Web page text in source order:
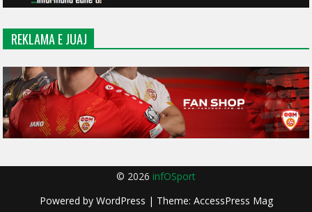
REKLAMA E JUAJ
© 2026 infOSport
Powered by WordPress | Theme: AccessPress Mag